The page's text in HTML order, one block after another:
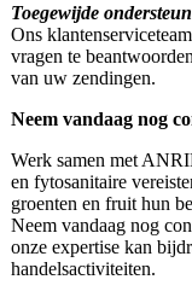
Toegewijde
Ons
vragen te
van uw zendingen.
Neem vandaag nog
Werk samen met
en fytosanitaire
groenten en fruit hun
Neem vandaag nog
onze expertise kan
handelsactiviteiten.